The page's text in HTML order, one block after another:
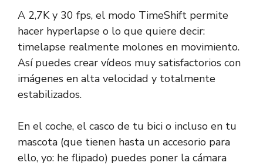
A 2,7K y 30 fps, el modo TimeShift permite
hacer hyperlapse o lo que quiere decir:
timelapse realmente molones en movimiento.
Así puedes crear vídeos muy satisfactorios con
imágenes en alta velocidad y totalmente
estabilizados.
En el coche, el casco de tu bici o incluso en tu
mascota (que tienen hasta un accesorio para
ello, yo: he flipado) puedes poner la cámara